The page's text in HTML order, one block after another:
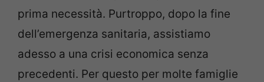
prima necessità. Purtroppo, dopo la fine
dell’emergenza sanitaria, assistiamo
adesso a una crisi economica senza
precedenti. Per questo per molte famiglie